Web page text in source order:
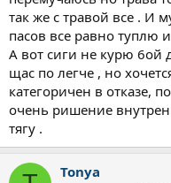
Настал апрель ...я прилёг
пару часов каждый день .
форум все истории
На данный момент в
И вот щас начинается,уже
алко то к траве.
Очень сильные скачки
состояниях,сна
дней более мение сплю,то
выброс
так же с травой все . И
пасов все равно туплю
А вот сиги не курю 6ой
щас по легче , но
категоричен в отказе,
очень ришение
тягу .
Tonya